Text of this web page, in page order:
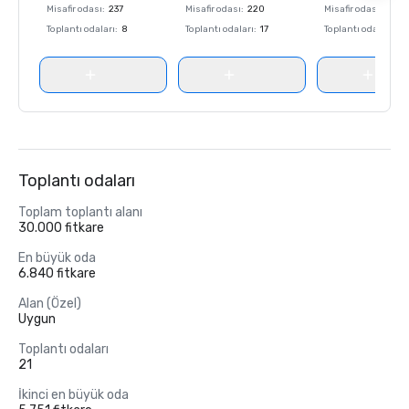
Misafir odası: 237
Toplantı odaları: 8
Misafir odası: 220
Toplantı odaları: 17
Misafir odası
Toplantı odaları
Toplantı odaları
Toplam toplantı alanı
30.000 fitkare
En büyük oda
6.840 fitkare
Alan (Özel)
Uygun
Toplantı odaları
21
İkinci en büyük oda